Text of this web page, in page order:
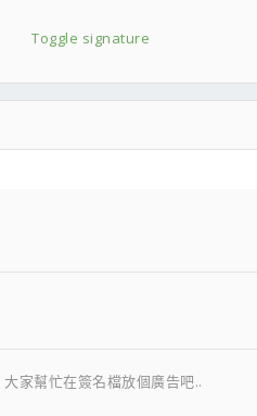
Toggle signature
大家幫忙在簽名檔放個廣告吧..